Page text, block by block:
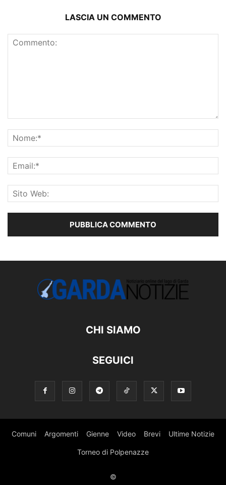
LASCIA UN COMMENTO
CHI SIAMO
SEGUICI
Comuni Argomenti Gienne Video Brevi Ultime Notizie
Torneo di Polpenazze
©